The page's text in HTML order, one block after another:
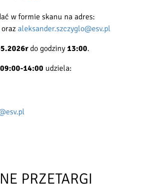
w formie skanu na adres:
oraz aleksander.szczyglo@esv.pl
do godziny 13:00.
09:00-14:00 udziela:
PRZETARGI